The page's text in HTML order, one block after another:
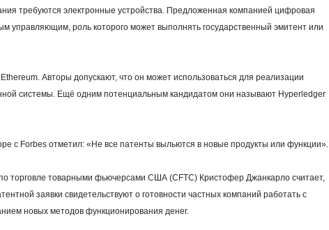
требуются электронные устройства. Предложенная компанией цифровая
управляющим, роль которого может выполнять государственный эмитент или
Авторы допускают, что он может использоваться для реализации
системы. Ещё одним потенциальным кандидатом они называют Hyperledger
с Forbes отметил: «Не все патенты выльются в новые продукты или функции».
торговле товарными фьючерсами США (CFTC) Кристофер Джанкарло считает,
заявки свидетельствуют о готовности частных компаний работать с
новых методов функционирования денег.